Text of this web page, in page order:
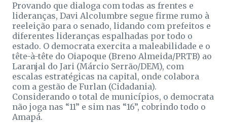
Provando que dialoga com todas as frentes e
lideranças, Davi Alcolumbre segue firme rumo à
reeleição para o senado, lidando com prefeitos e
diferentes lideranças espalhadas por todo o
estado. O democrata exercita a maleabilidade e o
tête-à-tête do Oiapoque (Breno Almeida/PRTB) ao
Laranjal do Jari (Márcio Serrão/DEM), com
escalas estratégicas na capital, onde colabora
com a gestão de Furlan (Cidadania).
Considerando o total de municípios, o democrata
não joga nas “11” e sim nas “16”, cobrindo todo o
Amapá.